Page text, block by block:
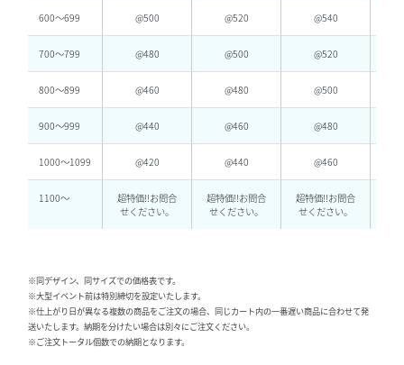
600〜699 @500 @520 @540
700〜799 @480 @500 @520
800〜899 @460 @480 @500
900〜999 @440 @460 @480
1000〜1099 @420 @440 @460
1100～
超特価!!お問合
せください。
超特価!!お問合
せください。
超特価!!お問合
せください。
※同デザイン、同サイズでの価格表です。
※大型イベント前は特別締切を設定いたします。
※仕上がり日が異なる複数の商品をご注文の場合、同じカート内の一番遅い商品に合わせて発
送いたします。納期を分けたい場合は別々にご注文ください。
※ご注文トータル個数での納期となります。